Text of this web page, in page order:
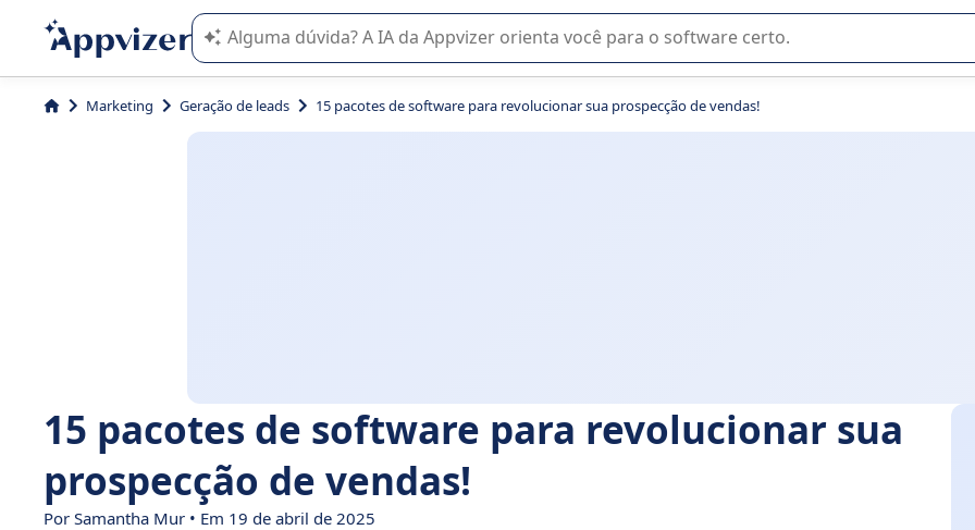
A IA do Appvizer o orienta no uso ou na seleção de software SaaS para sua empresa.
Marketing Geração de leads 15 pacotes de software para revolucionar sua prospecção de vendas!
15 pacotes de software para revolucionar sua
prospecção de vendas!
Por Samantha Mur • Em 19 de abril de 2025